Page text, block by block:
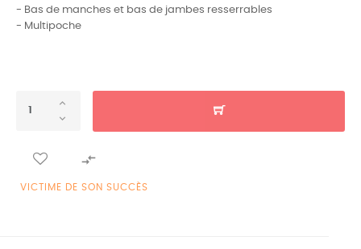
- Bas de manches et bas de jambes resserrables
- Multipoche

VICTIME DE SON SUCCÈS